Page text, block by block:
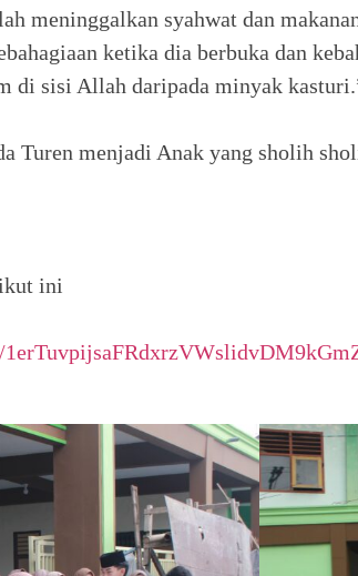
meninggalkan syahwat dan
ketika dia berbuka dan
di sisi Allah daripada minyak
Turen menjadi Anak yang sholih
ini